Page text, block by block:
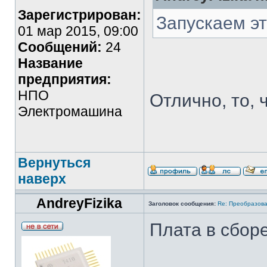
Зарегистрирован:
01 мар 2015, 09:00
Сообщений: 24
Название
предприятия:
НПО
Электромашина
Запускаем
Отлично, то,
Вернуться
наверх
AndreyFizika
Заголовок сообщения: Re:
Плата в